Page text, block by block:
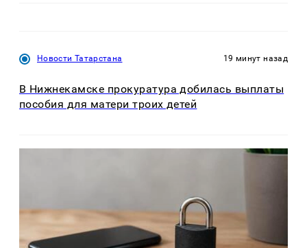
Новости Татарстана 19 минут назад
В Нижнекамске прокуратура добилась выплаты
пособия для матери троих детей